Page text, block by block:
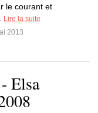
le courant et
Lire la suite
2013
Elsa